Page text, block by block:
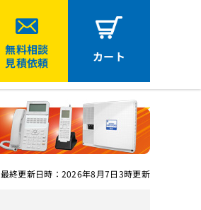
無料相談
見積依頼
カート
最終更新日時：2026年8月7日3時更新